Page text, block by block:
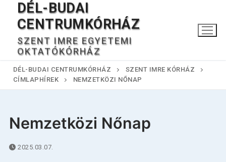
Ugrás
tartalomra
DÉL-BUDAI
CENTRUMKÓRHÁZ
SZENT IMRE EGYETEMI
OKTATÓKÓRHÁZ
DÉL-BUDAI CENTRUMKÓRHÁZ
SZENT IMRE KÓRHÁZ
CÍMLAPHÍREK
NEMZETKÖZI NŐNAP
Nemzetközi Nőnap
2025.03.07.